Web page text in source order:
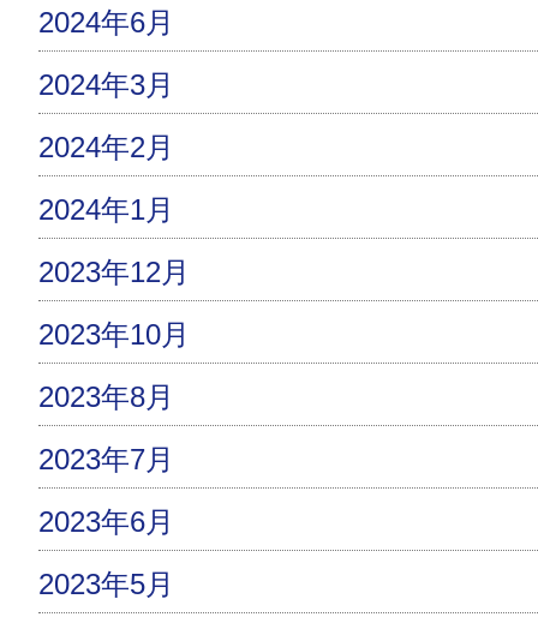
2024年6月
2024年3月
2024年2月
2024年1月
2023年12月
2023年10月
2023年8月
2023年7月
2023年6月
2023年5月